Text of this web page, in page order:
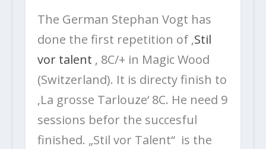
The German Stephan Vogt has
done the first repetition of ‚Stil
vor talent ‚ 8C/+ in Magic Wood
(Switzerland). It is directy finish to
‚La grosse Tarlouze‘ 8C. He need 9
sessions befor the succesful
finished. „Stil vor Talent“ is the